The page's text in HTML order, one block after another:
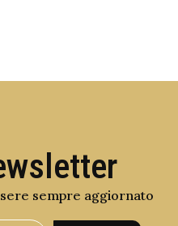
sempre aggiornato